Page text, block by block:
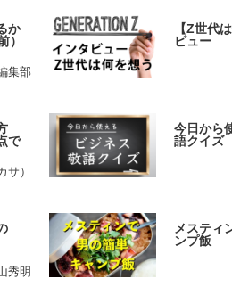
か
）
集部
【Z世代
ビュー
で
サ）
今日から
語クイズ
秀明
メスティ
ンプ飯